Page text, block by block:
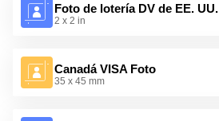
Foto de lotería DV de EE. UU.
2 x 2 in
Canadá VISA Foto
35 x 45 mm